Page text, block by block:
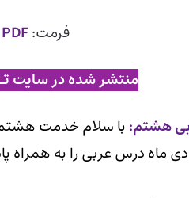
فرمت:PDF
منتشر شده در سایت
هشتم: با سلام خدمت
ماه درس عربی را به همراه